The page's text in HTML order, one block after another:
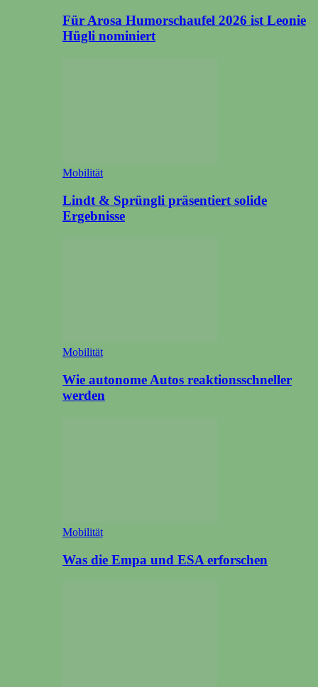
Für Arosa Humorschaufel 2026 ist Leonie
Hügli nominiert
Mobilität
Lindt & Sprüngli präsentiert solide
Ergebnisse
Mobilität
Wie autonome Autos reaktionsschneller
werden
Mobilität
Was die Empa und ESA erforschen